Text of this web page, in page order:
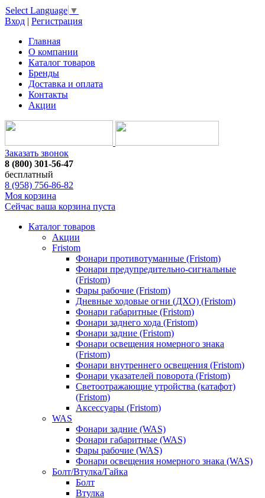
Select Language ▼
Вход | Регистрация
Главная
О компании
Каталог товаров
Бренды
Доставка и оплата
Контакты
Акции
Заказать звонок
8 (800) 301-56-47
бесплатный
8 (958) 756-86-82
Моя корзина
Сейчас ваша корзина пуста
Каталог товаров
Акции
Fristom
Фонари противотуманные (Fristom)
Фонари предупредительно-сигнальные
(Fristom)
Фары рабочие (Fristom)
Дневные ходовые огни (ДХО) (Fristom)
Фонари габаритные (Fristom)
Фонари заднего хода (Fristom)
Фонари задние (Fristom)
Фонари освещения номерного знака
(Fristom)
Фонари внутреннего освещения (Fristom)
Фонари указателей поворота (Fristom)
Светоотражающие утройства (катафот)
(Fristom)
Аксессуары (Fristom)
WAS
Фонари задние (WAS)
Фонари габаритные (WAS)
Фары рабочие (WAS)
Фонари освещения номерного знака (WAS)
Болт/Втулка/Гайка
Болт
Втулка